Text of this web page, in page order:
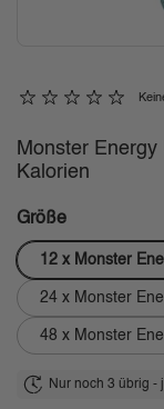
Monster
Kalorien
Größe
12 x Monster
24 x Monster
48 x Monster
Nur noch 3 übrig -